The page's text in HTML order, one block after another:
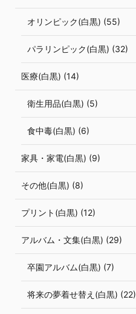
オリンピック(白黒) (55)
パラリンピック(白黒) (32)
医療(白黒) (14)
衛生用品(白黒) (5)
食中毒(白黒) (6)
家具・家電(白黒) (9)
その他(白黒) (8)
プリント(白黒) (12)
アルバム・文集(白黒) (29)
卒園アルバム(白黒) (7)
将来の夢着せ替え(白黒) (22)